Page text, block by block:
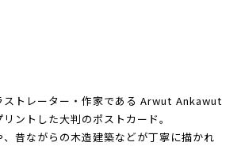
ストレーター・作家である Arwut Ankawut
ントした大判のポストカード。
昔ながらの木造建築などが丁寧に描かれ